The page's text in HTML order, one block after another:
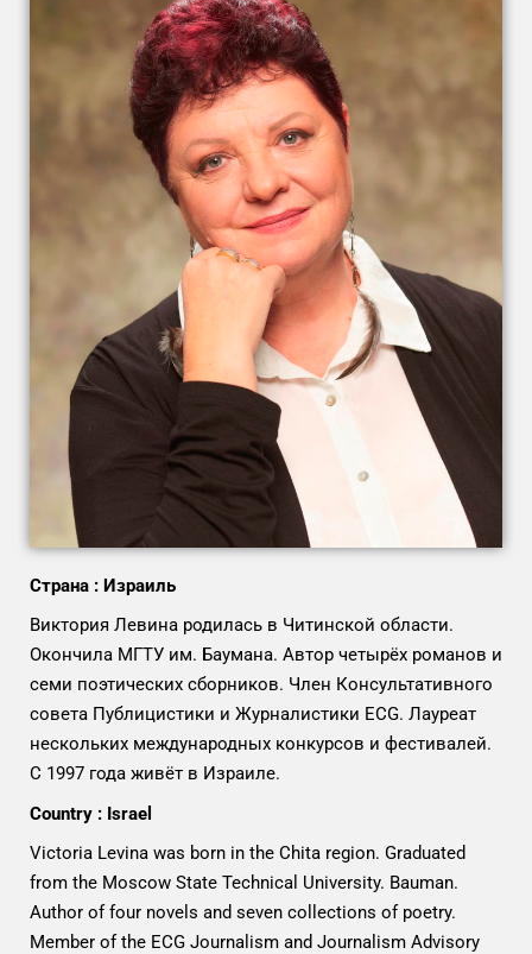
Страна : Израиль
Виктория Левина родилась в Читинской области.
Окончила МГТУ им. Баумана. Автор четырёх романов и
семи поэтических сборников. Член Консультативного
совета Публицистики и Журналистики ECG. Лауреат
нескольких международных конкурсов и фестивалей.
С 1997 года живёт в Израиле.
Country : Israel
Victoria Levina was born in the Chita region. Graduated
from the Moscow State Technical University. Bauman.
Author of four novels and seven collections of poetry.
Member of the ECG Journalism and Journalism Advisory